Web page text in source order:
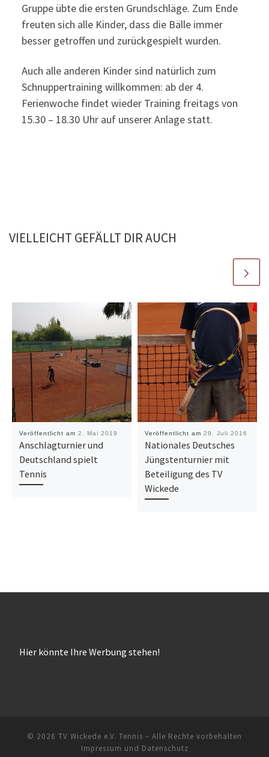
Gruppe übte die ersten Grundschläge. Zum Ende
freuten sich alle Kinder, dass die Bälle immer
besser getroffen und zurückgespielt wurden.
Auch alle anderen Kinder sind natürlich zum
Schnuppertraining willkommen: ab der 4.
Ferienwoche findet wieder Training freitags von
15.30 – 18.30 Uhr auf unserer Anlage statt.
VIELLEICHT GEFÄLLT DIR AUCH
Veröffentlicht am 2. Mai 2019
Anschlagturnier und
Deutschland spielt
Tennis
Veröffentlicht am 29. Juli 2016
Nationales Deutsches
Jüngstenturnier mit
Beteiligung des TV
Wickede
Hier könnte Ihre Werbung stehen!
© 2026 TV Wickede e.V. Tennis – Alle Rechte vorbehalten
Impressum und Datenschutz